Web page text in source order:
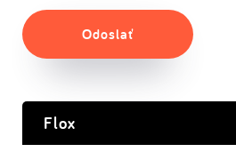
Odoslať
Flox